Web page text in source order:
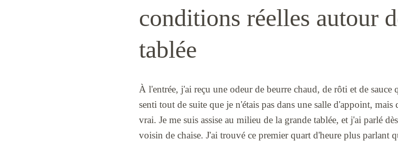
conditions réelles autour
tablée
À l'entrée, j'ai reçu une odeur de beurre chaud, de rôti et de
senti tout de suite que je n'étais pas dans une salle d'appoint,
vrai. Je me suis assise au milieu de la grande tablée, et j'ai parlé
voisin de chaise. J'ai trouvé ce premier quart d'heure plus parlant